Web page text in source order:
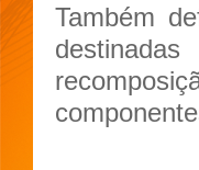
Também